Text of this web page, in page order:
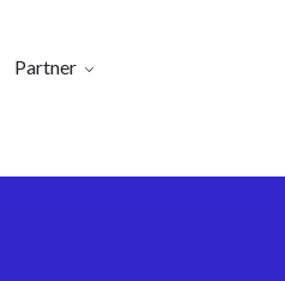
Partner